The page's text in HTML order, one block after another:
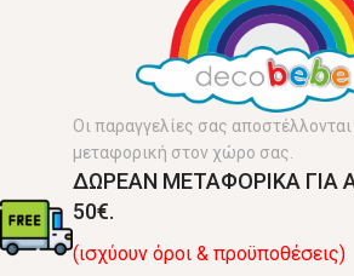
Οι παραγγελίες σας αποστέλλονται
μεταφορική στον χώρο σας.
ΔΩΡΕΑΝ ΜΕΤΑΦΟΡΙΚΑ ΓΙΑ
50€.
(ισχύουν όροι & προϋποθέσεις)